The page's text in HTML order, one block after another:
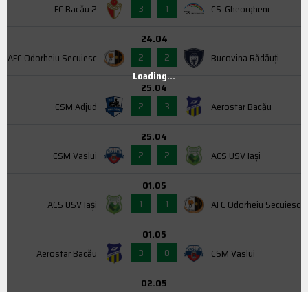
FC Bacău 2
3
1 CS-Gheorgheni
AFC Odorheiu Secuiesc
24.04
2
2 Bucovina Rădăuți
CSM Adjud
25.04
2
3 Aerostar Bacău
CSM Vaslui
25.04
2
2 ACS USV Iaşi
ACS USV Iaşi
01.05
1
1 AFC Odorheiu Secuiesc
Aerostar Bacău
01.05
3
0 CSM Vaslui
02.05
Loading...